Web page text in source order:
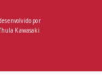
por
Kawasaki